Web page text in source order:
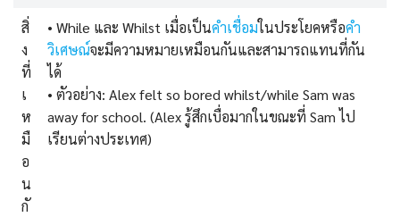
สิ่
ง
ที่
เ
ห
มื
อ
น
กั
• While และ Whilst เมื่อเป็นคำเชื่อมในประโยคหรือคำ
วิเศษณ์จะมีความหมายเหมือนกันและสามารถแทนที่กัน
ได้
• ตัวอย่าง: Alex felt so bored whilst/while Sam was
away for school. (Alex รู้สึกเบื่อมากในขณะที่ Sam ไป
เรียนต่างประเทศ)